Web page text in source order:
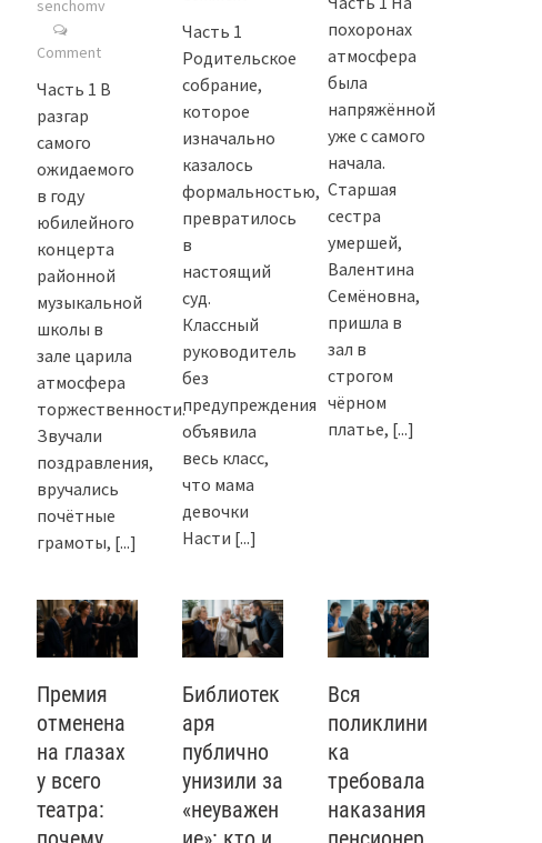
senchomv
Comment
Часть 1 В
разгар
самого
ожидаемого
в году
юбилейного
концерта
районной
музыкальной
школы в
зале царила
атмосфера
торжественности.
Звучали
поздравления,
вручались
почётные
грамоты, [...]
Часть 1
Родительское
собрание,
которое
изначально
казалось
формальностью,
превратилось
в
настоящий
суд.
Классный
руководитель
без
предупреждения
объявила
весь класс,
что мама
девочки
Насти [...]
похоронах
атмосфера
была
напряжённой
уже с самого
начала.
Старшая
сестра
умершей,
Валентина
Семёновна,
пришла в
зал в
строгом
чёрном
платье, [...]
Премия
отменена
на глазах
у всего
театра:
Библиотек
аря
публично
унизили за
«неуважен
Вся
поликлини
ка
требовала
наказания